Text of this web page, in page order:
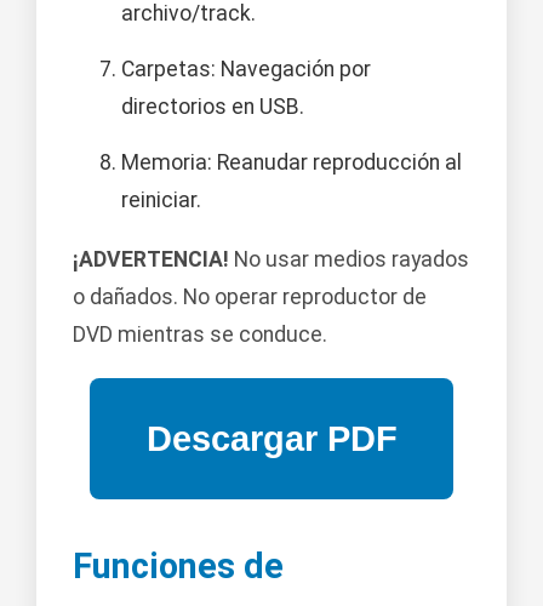
archivo/track.
Carpetas: Navegación por
directorios en USB.
Memoria: Reanudar reproducción al
reiniciar.
¡ADVERTENCIA! No usar medios rayados
o dañados. No operar reproductor de
DVD mientras se conduce.
Funciones de